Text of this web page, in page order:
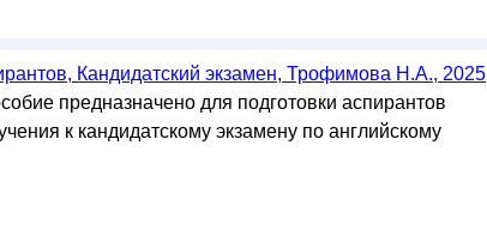
Кандидатский экзамен, Трофимова Н.А., 2025
предназначено для подготовки аспирантов
к кандидатскому экзамену по английскому